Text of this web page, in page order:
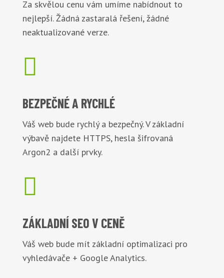
Za skvělou cenu vám umíme nabídnout to
nejlepší. Žádná zastaralá řešení, žádné
neaktualizované verze.

BEZPEČNÉA RYCHLÉ
Váš web bude rychlý a bezpečný. V základní
výbavě najdete HTTPS, hesla šifrovaná
Argon2 a další prvky.

ZÁKLADNÍ SEO V CENĚ
Váš web bude mít základní optimalizaci pro
vyhledávače + Google Analytics.